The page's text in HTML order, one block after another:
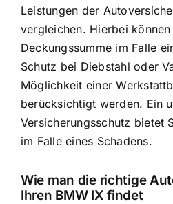
Leistungen der
vergleichen. Hierbei
Deckungssumme im Falle
Schutz bei Diebstahl oder
Möglichkeit einer
berücksichtigt werden. Ein
Versicherungsschutz bietet
im Falle eines Schadens.
Wie man die richtige
Ihren BMW IX findet